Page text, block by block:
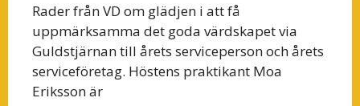
Rader från VD om glädjen i att få
uppmärksamma det goda värdskapet via
Guldstjärnan till årets serviceperson och årets
serviceföretag. Höstens praktikant Moa
Eriksson är